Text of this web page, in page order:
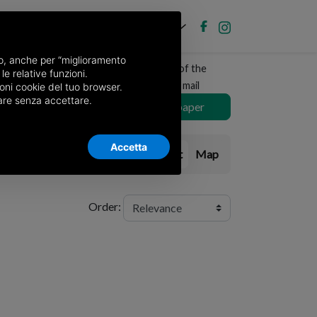
Receive a copy of the
newspaper by mail
Choose newspaper
List Map
Order:
anche per “miglioramento
relative funzioni.
cookie del tuo browser.
senza accettare.
Accetta